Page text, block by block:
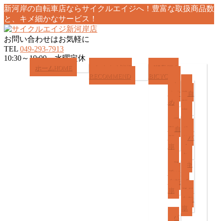
新河岸の自転車店ならサイクルエイジへ！豊富な取扱商品数
と、キメ細かなサービス！
お問い合わせはお気軽に
TEL 049-293-7913
10:30～19:00 水曜定休
ホーム HOME
おすすめ情報
RECOMMEND
商品紹介
BICYCLE
お
すす
め
一
般自
転
車
電
動自
転
車
ス
ポー
ツバ
イ
ク
子
乗せ
自転
車
キ
ズ/
子供
自転
車
パ